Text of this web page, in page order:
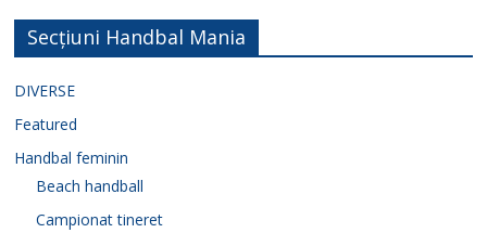
Secțiuni Handbal Mania
DIVERSE
Featured
Handbal feminin
Beach handball
Campionat tineret